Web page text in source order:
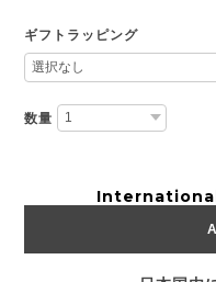
ギフトラッピング
数量